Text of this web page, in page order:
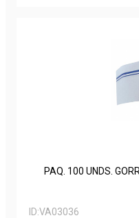
PAQ. 100 UNDS.
ID:VA03036